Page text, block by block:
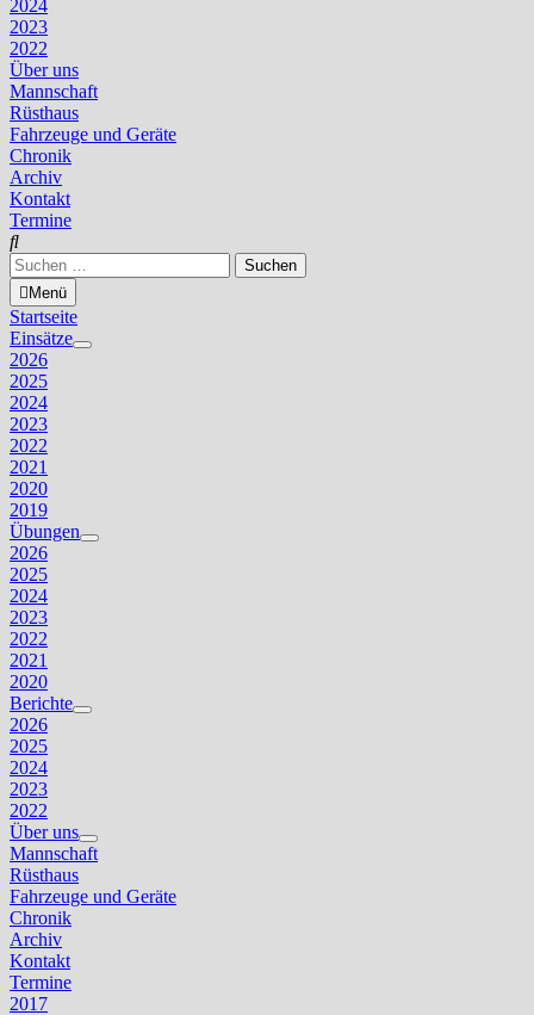
2024
2023
2022
Über uns
Mannschaft
Rüsthaus
Fahrzeuge und Geräte
Chronik
Archiv
Kontakt
Termine
Suchen
nach:Menü
Startseite
Einsätze
Untermenü
2026
2025
2024
2023
2022
2021
2020
2019
Übungen
Untermenü
2026
2025
2024
2023
2022
2021
2020
Berichte
Untermenü
2026
2025
2024
2023
2022
Über uns
Untermenü
anzeigen
Mannschaft
Rüsthaus
Fahrzeuge und Geräte
Chronik
Archiv
Kontakt
Termine
2017